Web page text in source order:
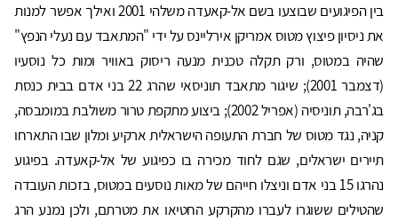
בין הפיגועים שבוצעו בשם אל-קאעדה משלהי 2001 ואילך אפשר למנות
את ניסיון פיצוץ מטוס אמריקן אירליינס על ידי "המתאבד עם נעלי הנפץ"
שהיה במטוס, ורק תקלה טכנית מנעה ריסוק באוויר ומות כל נוסעיו
(דצמבר 2001); שיגור מתאבד תוניסאי שהרג 22 בני אדם בבית כנסת
בג'רבה, תוניסיה (אפריל 2002); ביצוע מתקפת טרור משולבת במומבסה,
קניה, נגד מטוס של חברת התעופה הישראלית ארקיע ומלון שבו התארחו
תיירים ישראלים, שגם לחוד מכירה בו כפיגוע של אל-קאעדה. בפיגוע
נהרגו 15 בני אדם וניצלו חייהם של מאות נוסעים במטוס, בזכות העובדה
שהטילים ששוגרו לעברו מהקרקע החטיאו את מטרתם, ולכן נמנע הרג